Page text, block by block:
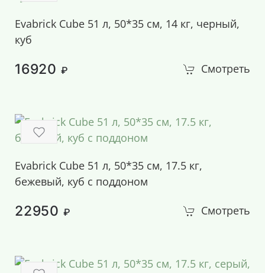
Evabrick Cube 51 л, 50*35 см, 14 кг, черный,
куб
16920 ₽ Смотреть
Evabrick Cube 51 л, 50*35 см, 17.5 кг,
бежевый, куб с поддоном
22950 ₽ Смотреть